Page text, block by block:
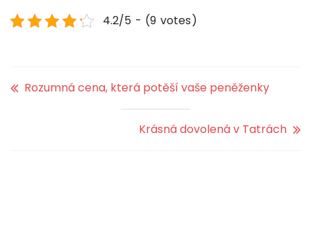
4.2/5 - (9 votes)
Rozumná cena, která potěší vaše peněženky
Krásná dovolená v Tatrách